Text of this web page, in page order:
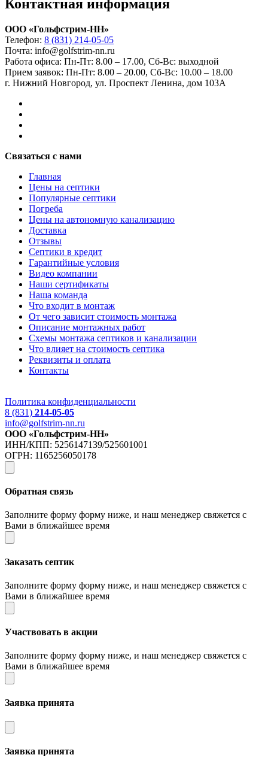
Контактная информация
ООО «Гольфстрим-НН»
Телефон: 8 (831) 214-05-05
Почта: info@golfstrim-nn.ru
Работа офиса: Пн-Пт: 8.00 – 17.00, Сб-Вс: выходной
Прием заявок: Пн-Пт: 8.00 – 20.00, Сб-Вс: 10.00 – 18.00
г. Нижний Новгород, ул. Проспект Ленина, дом 103А
Связаться с нами
Главная
Цены на септики
Популярные септики
Погреба
Цены на автономную канализацию
Доставка
Отзывы
Септики в кредит
Гарантийные условия
Видео компании
Наши сертификаты
Наша команда
Что входит в монтаж
От чего зависит стоимость монтажа
Описание монтажных работ
Схемы монтажа септиков и канализации
Что влияет на стоимость септика
Реквизиты и оплата
Контакты
Политика конфиденциальности
8 (831) 214-05-05
info@golfstrim-nn.ru
ООО «Гольфстрим-НН»
ИНН/КПП: 5256147139/525601001
ОГРН: 1165256050178
Обратная связь
Заполните форму форму ниже, и наш менеджер свяжется с
Вами в ближайшее время
Заказать септик
Заполните форму форму ниже, и наш менеджер свяжется с
Вами в ближайшее время
Участвовать в акции
Заполните форму форму ниже, и наш менеджер свяжется с
Вами в ближайшее время
Заявка принята
Заявка принята